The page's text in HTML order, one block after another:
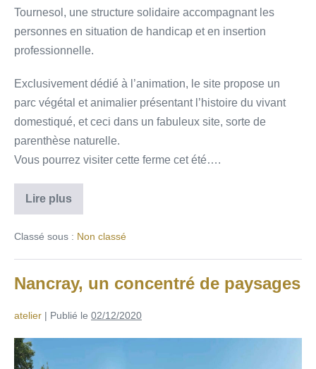
Tournesol, une structure solidaire accompagnant les
personnes en situation de handicap et en insertion
professionnelle.
Exclusivement dédié à l’animation, le site propose un
parc végétal et animalier présentant l’histoire du vivant
domestiqué, et ceci dans un fabuleux site, sorte de
parenthèse naturelle.
Vous pourrez visiter cette ferme cet été….
Lire plus
Classé sous : Non classé
Nancray, un concentré de paysages
atelier | Publié le 02/12/2020